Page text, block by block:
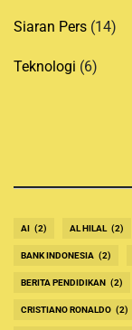
Siaran Pers (14)
Teknologi (6)
AI (2) AL HILAL (2)
BANK INDONESIA (2)
BERITA PENDIDIKAN (2)
CRISTIANO RONALDO (2)